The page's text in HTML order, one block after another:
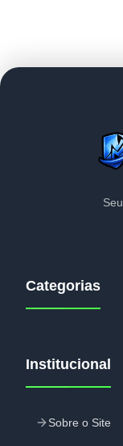
Categorias
Institucional
Sobre o Site